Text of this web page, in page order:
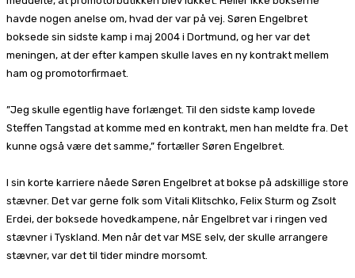
havde nogen anelse om, hvad der var på vej. Søren Engelbret
boksede sin sidste kamp i maj 2004 i Dortmund, og her var det
meningen, at der efter kampen skulle laves en ny kontrakt mellem
ham og promotorfirmaet.
”Jeg skulle egentlig have forlænget. Til den sidste kamp lovede
Steffen Tangstad at komme med en kontrakt, men han meldte fra. Det
kunne også være det samme,” fortæller Søren Engelbret.
I sin korte karriere nåede Søren Engelbret at bokse på adskillige store
stævner. Det var gerne folk som Vitali Klitschko, Felix Sturm og Zsolt
Erdei, der boksede hovedkampene, når Engelbret var i ringen ved
stævner i Tyskland. Men når det var MSE selv, der skulle arrangere
stævner, var det til tider mindre morsomt.